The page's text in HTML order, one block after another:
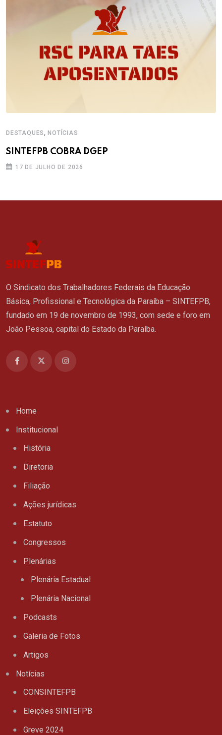
DESTAQUES,NOTÍCIAS
SINTEFPB COBRA DGEP
17 DE JULHO DE 2026
O Sindicato dos Trabalhadores Federais da Educação
Básica, Profissional e Tecnológica da Paraíba – SINTEFPB,
fundado em 19 de novembro de 1993, com sede e foro em
João Pessoa, capital do Estado da Paraíba.
Home
Institucional
História
Diretoria
Filiação
Ações jurídicas
Estatuto
Congressos
Plenárias
Plenária Estadual
Plenária Nacional
Podcasts
Galeria de Fotos
Artigos
Notícias
CONSINTEFPB
Eleições SINTEFPB
Greve 2024